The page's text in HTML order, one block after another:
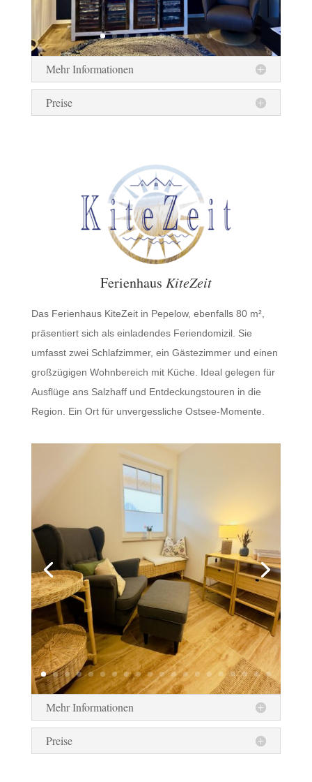
Mehr Informationen
Preise
Ferienhaus KiteZeit
Das Ferienhaus KiteZeit in Pepelow, ebenfalls 80 m²,
präsentiert sich als einladendes Feriendomizil. Sie
umfasst zwei Schlafzimmer, ein Gästezimmer und einen
großzügigen Wohnbereich mit Küche. Ideal gelegen für
Ausflüge ans Salzhaff und Entdeckungstouren in die
Region. Ein Ort für unvergessliche Ostsee-Momente.
Mehr Informationen
Preise